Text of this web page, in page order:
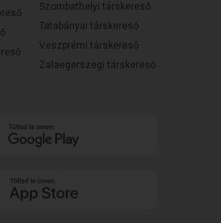
Szombathelyi társkereső
Tatabányai társkereső
Veszprémi társkereső
Zalaegerszegi társkereső